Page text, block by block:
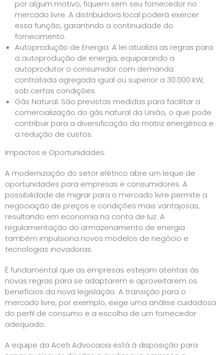
por algum motivo, fiquem sem seu fornecedor no
mercado livre. A distribuidora local poderá exercer
essa função, garantindo a continuidade do
fornecimento.
Autoprodução de Energia: A lei atualiza as regras para
a autoprodução de energia, equiparando a
autoprodutor o consumidor com demanda
contratada agregada igual ou superior a 30.000 kW,
sob certas condições.
Gás Natural: São previstas medidas para facilitar a
comercialização do gás natural da União, o que pode
contribuir para a diversificação da matriz energética e
a redução de custos.
Impactos e Oportunidades:
A modernização do setor elétrico abre um leque de
oportunidades para empresas e consumidores. A
possibilidade de migrar para o mercado livre permite a
negociação de preços e condições mais vantajosas,
resultando em economia na conta de luz. A
regulamentação do armazenamento de energia
também impulsiona novos modelos de negócio e
tecnologias inovadoras.
É fundamental que as empresas estejam atentas às
novas regras para se adaptarem e aproveitarem os
benefícios da nova legislação. A transição para o
mercado livre, por exemplo, exige uma análise cuidadosa
do perfil de consumo e a escolha de um fornecedor
adequado.
A equipe da Aceti Advocacia está à disposição para